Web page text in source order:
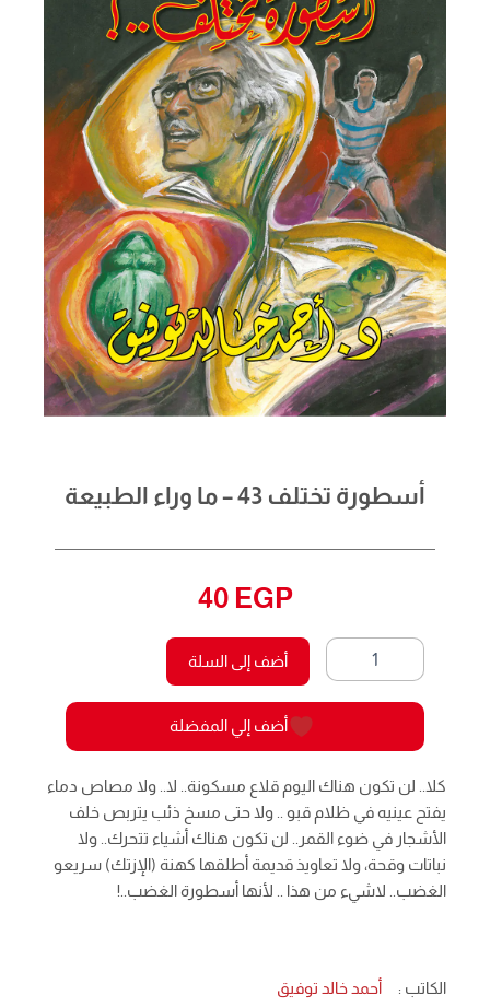
أسطورة تختلف 43 – ما وراء الطبيعة
40 EGP
كمية
أسطورة
43
ما
وراء
الطبيعة
أضف إلى السلة
أضف إلي المفضلة
كلا.. لن تكون هناك اليوم قلاع مسكونة.. لا.. ولا مصاص دماء
يفتح عينيه في ظلام قبو .. ولا حتى مسخ ذئب يتربص خلف
الأشجار في ضوء القمر.. لن تكون هناك أشياء تتحرك.. ولا
نباتات وقحة، ولا تعاويذ قديمة أطلقها كهنة (الإزتك) سريعو
الغضب.. لاشيء من هذا .. لأنها أسطورة الغضب..!
الكاتب : أحمد خالد توفيق